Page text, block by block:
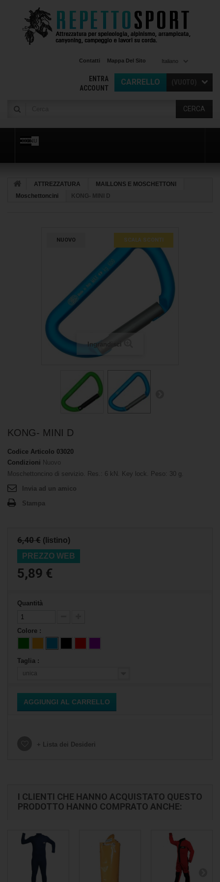
Italiano
Contatti Mappa Del Sito
CARRELLO
ENTRA
ACCOUNT
CERCA
MENU
ATTREZZATURA
MAILLONS E MOSCHETTONI
Moschettoncini
KONG- MINI D
NUOVO SCALA SCONTI
Ingrandisci
KONG- MINI D
Codice Articolo 03020
Condizioni Nuovo
Moschettoncino di servizio. Res.: 6 kN. Key lock. Peso: 30 g.
Invia ad un amico
Stampa
6,40 € (listino)
PREZZO WEB
5,89 €
Quantità
Colore :
Taglia :
unica
AGGIUNGI AL CARRELLO
+ Lista dei Desideri
I CLIENTI CHE HANNO ACQUISTATO QUESTO
PRODOTTO HANNO COMPRATO ANCHE: